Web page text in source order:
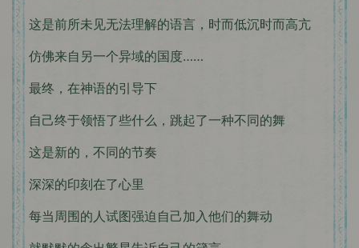
这是前所未见无法理解的语言，时而低沉时而高亢
仿佛来自另一个异域的国度……
最终，在神语的引导下
自己终于领悟了些什么，跳起了一种不同的舞
这是新的，不同的节奏
深深的印刻在了心里
每当周围的人试图强迫自己加入他们的舞动